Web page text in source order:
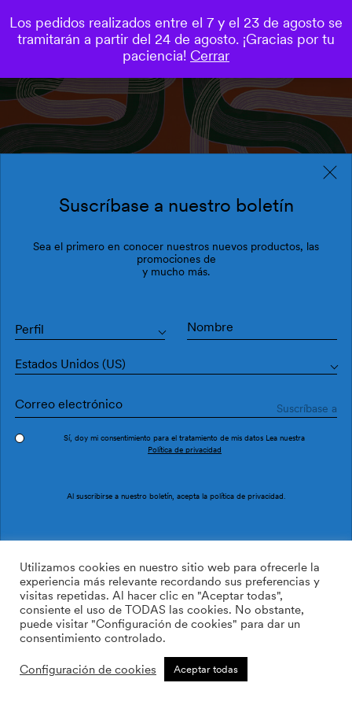
0
Descubre nuestra nueva colección, Urban
Suscríbase a nuestro boletín
Sea el primero en conocer nuestros nuevos productos, las
promociones de
y mucho más.
Perfil
Estados Unidos (US)
Sí, doy mi consentimiento para el tratamiento de mis datos Lea nuestra
Política de privacidad
Al suscribirse a nuestro boletín, acepta la política de privacidad
Utilizamos cookies en nuestro sitio web para ofrecerle la
experiencia más relevante recordando sus preferencias y
visitas repetidas. Al hacer clic en "Aceptar todas",
consiente el uso de TODAS las cookies. No obstante,
puede visitar "Configuración de cookies" para dar un
consentimiento controlado.
Configuración de cookies Aceptar todas
Los pedidos realizados entre el 7 y el 23 de agosto se
tramitarán a partir del 24 de agosto. ¡Gracias por tu
paciencia! Cerrar